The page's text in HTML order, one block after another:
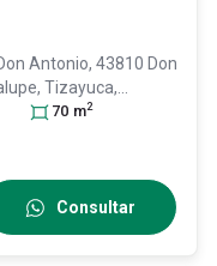
Antonio, 43810 Don
Tizayuca,
70 m2
Consultar